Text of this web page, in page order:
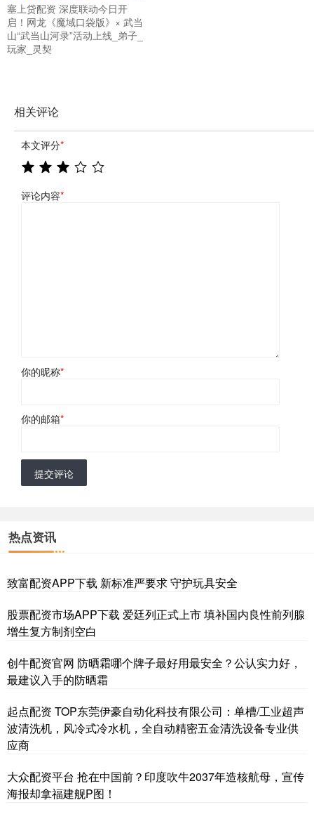
塞上贷配资 深度联动今日开
启！网龙《魔域口袋版》× 武当
山“武当山河录”活动上线_弟子_
玩家_灵契
相关评论
本文评分*
评论内容*
你的昵称*
你的邮箱*
提交评论
热点资讯
致富配资APP下载 新标准严要求 守护玩具安全
股票配资市场APP下载 爱廷列正式上市 填补国内良性前列腺
增生复方制剂空白
创牛配资官网 防晒霜哪个牌子最好用最安全？公认实力好，
最建议入手的防晒霜
起点配资 TOP东莞伊豪自动化科技有限公司：单槽/工业超声
波清洗机，风冷式冷水机，全自动精密五金清洗设备专业供
应商
大众配资平台 抢在中国前？印度吹牛2037年造核航母，宣传
海报却拿福建舰P图！